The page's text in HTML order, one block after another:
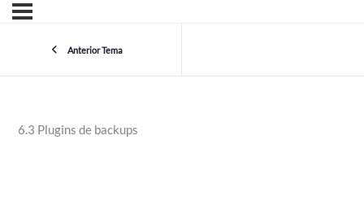
Anterior Tema
6.3 Plugins de backups